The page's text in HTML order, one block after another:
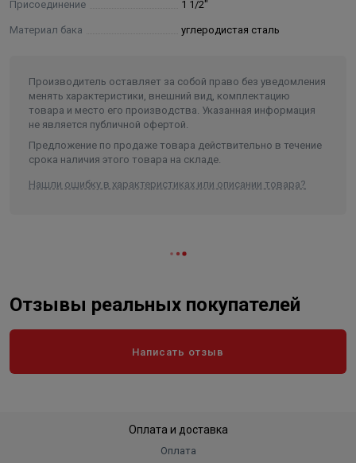
требованиям безопасности, при условии соблюдения правил
монтажа, эксплуатации и транспортировки.
Присоединение 1 1/2"
Материал бака углеродистая сталь
Производитель оставляет за собой право без уведомления
менять характеристики, внешний вид, комплектацию
товара и место его производства. Указанная информация
не является публичной офертой.
Предложение по продаже товара действительно в течение
срока наличия этого товара на складе.
Нашли ошибку в характеристиках или описании товара?
Отзывы реальных покупателей
Написать отзыв
Оплата и доставка
Оплата